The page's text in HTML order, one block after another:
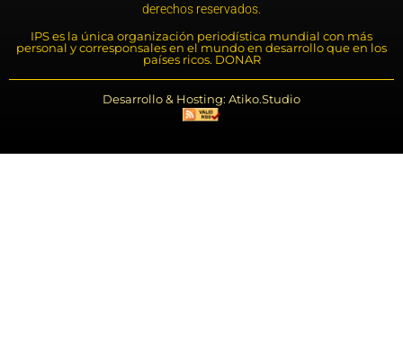
derechos reservados.
IPS es la única organización periodística mundial con más
personal y corresponsales en el mundo en desarrollo que en los
países ricos. DONAR
Desarrollo & Hosting: Atiko.Studio